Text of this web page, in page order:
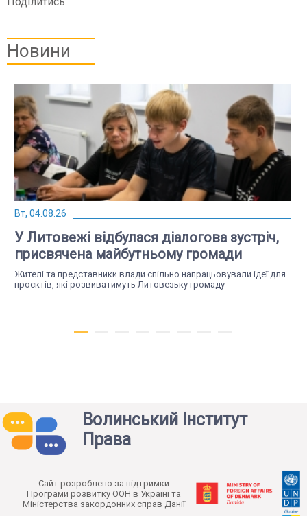
Новини
Вт, 04.08.26
У Литовежі відбулася діалогова зустріч,
присвячена майбутньому громади
Жителі та представники влади спільно напрацьовували ідеї для
проєктів, які розвиватимуть Литовезьку громаду
Чт, 23.07.26
Якою має бути справедлива
трансформація: у Нововолинську
відбулася діалогова зустріч
Волинський Інститут
Права
Cайт розроблено за підтримки
Програми розвитку ООН в Україні та
Міністерства закордонних справ Данії